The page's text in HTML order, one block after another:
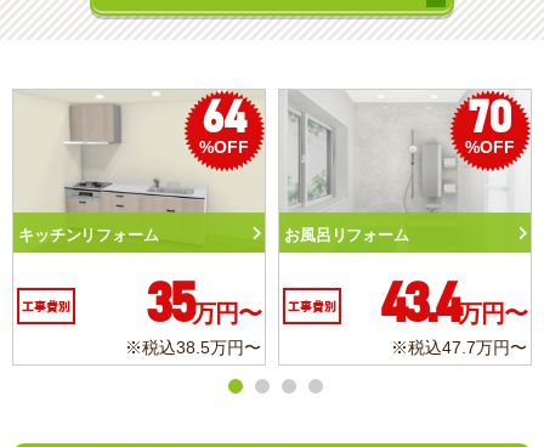
70
%OFF
リフォーム
43.4 万円〜
※税込47.7万円〜
50
%OFF
トイレリフォーム
工事費別 10.3万円〜
※税込11.3万円〜
洗面
工事費